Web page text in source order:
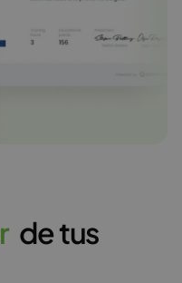
r de tus